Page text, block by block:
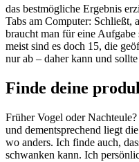
das bestmögliche Ergebnis
Tabs am Computer: Schließt,
braucht man für eine Aufgabe
meist sind es doch 15, die
nur ab – daher kann und
Finde deine
Früher Vogel oder
und dementsprechend liegt
wo anders. Ich finde auch,
schwanken kann. Ich